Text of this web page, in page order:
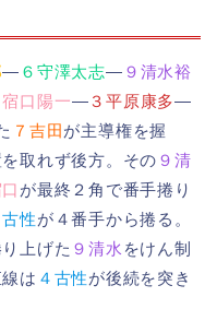
― ６守澤太志― ９清水裕
宿口陽一―３平原康多―
７吉田が主導権を握
取れず後方。その ９清
が最終２角で番手捲り
古性が４番手から捲る。
上げた ９清水 をけん制
は ４古性が後続を突き